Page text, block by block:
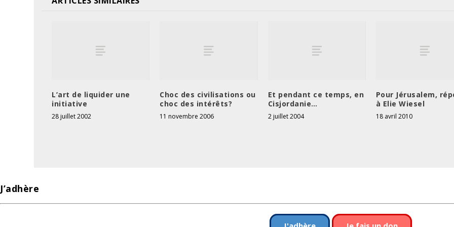
L’art de liquider une
initiative
28 juillet 2002
Choc des civilisations ou
choc des intérêts?
11 novembre 2006
Et pendant ce temps, en
Cisjordanie…
2 juillet 2004
Pour Jérusalem,
à Elie Wiesel
18 avril 2010
J’adhère